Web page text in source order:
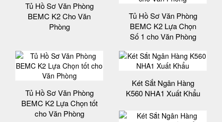
Tủ Hồ Sơ Văn Phòng
BEMC K2 Cho Văn
Phòng
Tủ Hồ Sơ Văn Phòng
BEMC K2 Lựa Chọn
Số 1 cho Văn Phòng
Tủ Hồ Sơ Văn Phòng
BEMC K2 Lựa Chọn tốt
cho Văn Phòng
Két Sắt Ngân Hàng
K560 NHA1 Xuất Khẩu